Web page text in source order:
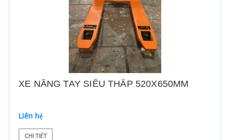
XE NÂNG TAY SIÊU THẤP 520X650MM
Liên hệ
CHI TIẾT